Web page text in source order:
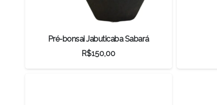
Pré-bonsai Jabuticaba Sabará
R$150,00